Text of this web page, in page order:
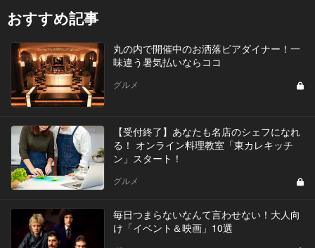
おすすめ記事
丸の内で開催中のお洒落ビアダイナー！一
味違う暑気払いならココ
グルメ
【受付終了】あなたも名店のシェフになれ
る！ オンライン料理教室「東カレキッチ
ン」スタート！
グルメ
毎日つまらないなんて言わせない！大人向
け「イベント＆映画」10選